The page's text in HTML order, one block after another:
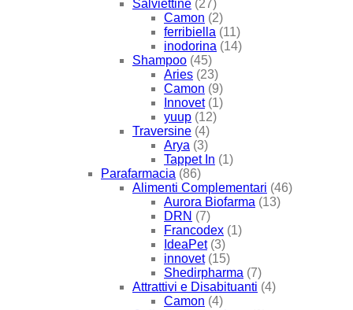
Salviettine (27)
Camon (2)
ferribiella (11)
inodorina (14)
Shampoo (45)
Aries (23)
Camon (9)
Innovet (1)
yuup (12)
Traversine (4)
Arya (3)
Tappet In (1)
Parafarmacia (86)
Alimenti Complementari (46)
Aurora Biofarma (13)
DRN (7)
Francodex (1)
IdeaPet (3)
innovet (15)
Shedirpharma (7)
Attrattivi e Disabituanti (4)
Camon (4)